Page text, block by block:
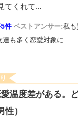
てくれて...
件 ベストアンサー:私も
達も多く恋愛対象に...
温度差がある。
）